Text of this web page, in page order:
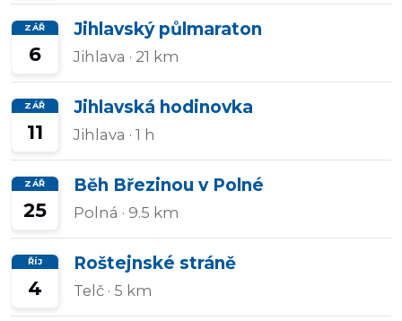
ZÁŘ
6
Jihlavský půlmaraton
Jihlava · 21 km
ZÁŘ
11
Jihlavská hodinovka
Jihlava · 1 h
ZÁŘ
25
Běh Březinou v Polné
Polná · 9.5 km
ŘÍJ
4
Roštejnské stráně
Telč · 5 km